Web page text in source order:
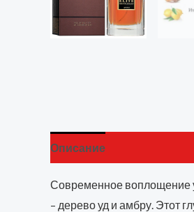
Описание
Современное воплощение
– дерево уд и амбру. Этот